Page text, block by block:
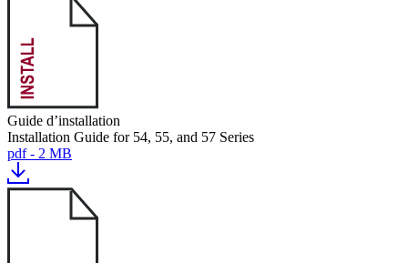
Guide d’installation
Installation Guide for 54, 55, and 57 Series
pdf - 2 MB